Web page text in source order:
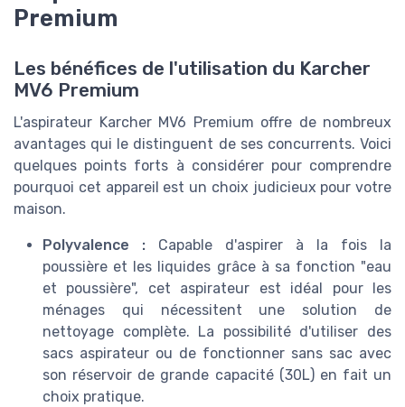
Premium
Les bénéfices de l'utilisation du Karcher
MV6 Premium
L'aspirateur Karcher MV6 Premium offre de nombreux
avantages qui le distinguent de ses concurrents. Voici
quelques points forts à considérer pour comprendre
pourquoi cet appareil est un choix judicieux pour votre
maison.
Polyvalence : Capable d'aspirer à la fois la
poussière et les liquides grâce à sa fonction "eau
et poussière", cet aspirateur est idéal pour les
ménages qui nécessitent une solution de
nettoyage complète. La possibilité d'utiliser des
sacs aspirateur ou de fonctionner sans sac avec
son réservoir de grande capacité (30L) en fait un
choix pratique.